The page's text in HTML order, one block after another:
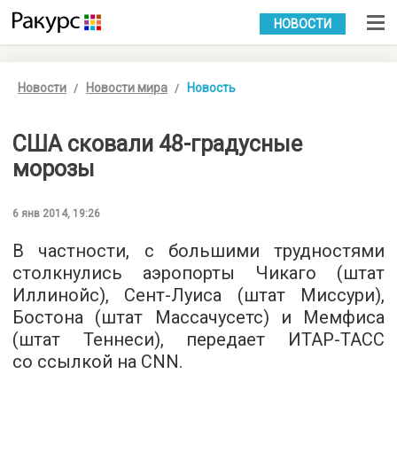
УКР РУС
НОВОСТИ
Новости Новости мира Новость
США сковали 48-градусные
морозы
6 янв 2014, 19:26
В частности, с большими трудностями
столкнулись аэропорты Чикаго (штат
Иллинойс), Сент-Луиса (штат Миссури),
Бостона (штат Массачусетс) и Мемфиса
(штат Теннеси), передает ИТАР-ТАСС
со ссылкой на CNN.